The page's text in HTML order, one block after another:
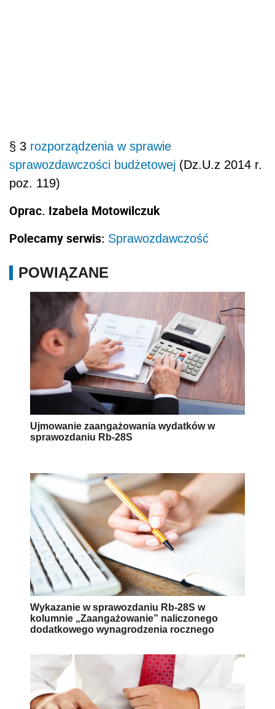
§ 3 rozporządzenia w sprawie
sprawozdawczości budżetowej (Dz.U.z 2014 r.
poz. 119)
Oprac. Izabela Motowilczuk
Polecamy serwis: Sprawozdawczość
POWIĄZANE
Ujmowanie zaangażowania wydatków w
sprawozdaniu Rb-28S
Wykazanie w sprawozdaniu Rb-28S w
kolumnie „Zaangażowanie” naliczonego
dodatkowego wynagrodzenia rocznego